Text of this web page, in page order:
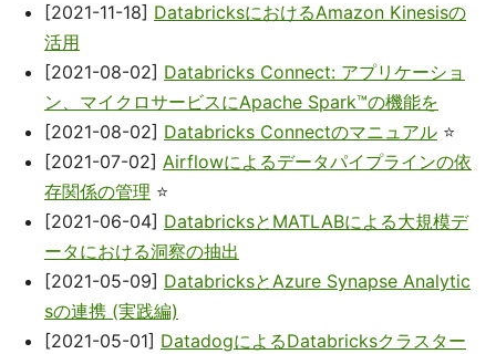
[2021-11-18] DatabricksにおけるAmazon Kinesisの
活用
[2021-08-02] Databricks Connect: アプリケーショ
ン、マイクロサービスにApache Spark™の機能を
[2021-08-02] Databricks Connectのマニュアル ⭐
[2021-07-02] Airflowによるデータパイプラインの依
存関係の管理 ⭐
[2021-06-04] DatabricksとMATLABによる大規模デ
ータにおける洞察の抽出
[2021-05-09] DatabricksとAzure Synapse Analytic
sの連携 (実践編)
[2021-05-01] DatadogによるDatabricksクラスター